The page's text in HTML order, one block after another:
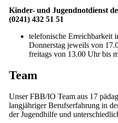
Kinder- und Jugendnotdienst
(0241) 432 51 51
telefonische Erreichbarkeit
Donnerstag jeweils von
freitags von 13.00 Uhr bis
Team
Unser FBB/IO Team aus 17
langjähriger Berufserfahrung in
der Jugendhilfe und